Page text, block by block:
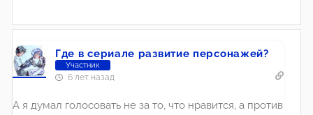
Где в сериале развитие персонажей?
Участник
6 лет назад
А я думал голосовать не за то, что нравится, а против